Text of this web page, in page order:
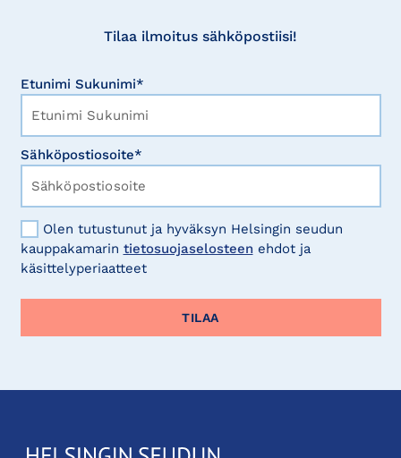
Tilaa ilmoitus sähköpostiisi!
Etunimi Sukunimi*
Sähköpostiosoite*
Olen tutustunut ja hyväksyn Helsingin seudun
kauppakamarin tietosuojaselosteen ehdot ja
käsittelyperiaatteet